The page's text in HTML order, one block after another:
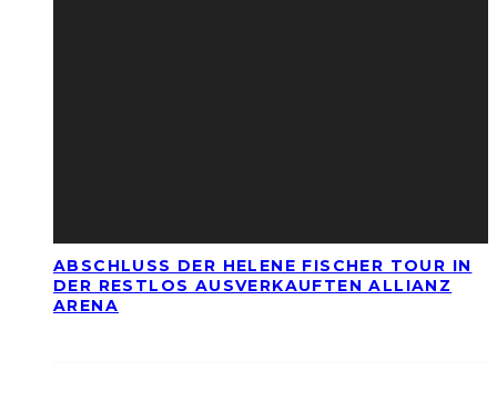
ABSCHLUSS DER HELENE FISCHER TOUR IN
DER RESTLOS AUSVERKAUFTEN ALLIANZ
ARENA